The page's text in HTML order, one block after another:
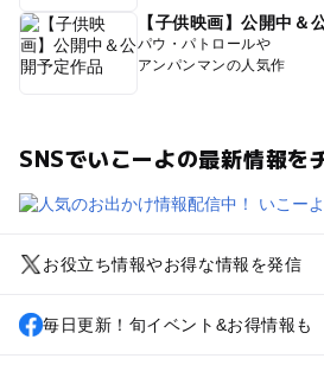
【子供映画】公開中＆
パウ・パトロールや
アンパンマンの人気作
SNSでいこーよの最新情報を
お役立ち情報やお得な情報を発信
毎日更新！旬イベント&お得情報も